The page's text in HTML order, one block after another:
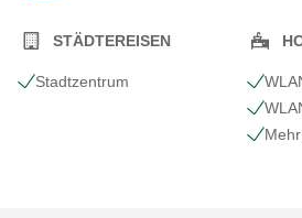
STÄDTEREISEN
Stadtzentrum